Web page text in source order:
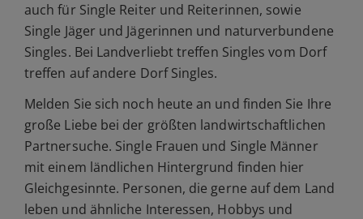
auch für Single Reiter und Reiterinnen, sowie
Single Jäger und Jägerinnen und naturverbundene
Singles. Bei Landverliebt treffen Singles vom Dorf
treffen auf andere Dorf Singles.
Melden Sie sich noch heute an und finden Sie Ihre
große Liebe bei der größten landwirtschaftlichen
Partnersuche. Single Frauen und Single Männer
mit einem ländlichen Hintergrund finden hier
Gleichgesinnte. Personen, die gerne auf dem Land
leben und ähnliche Interessen, Hobbys und